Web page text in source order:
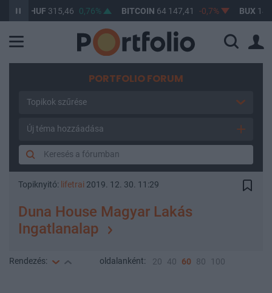
USD/HUF315,46 0,76% BITCOIN 64 147,41 -0,7% BUX147
PORTFOLIO FORUM
Topikok szűrése
Új téma hozzáadása
Topiknyitó: lifetrai 2019. 12. 30. 11:29
Duna House Magyar Lakás
Ingatlanalap
Rendezés: oldalanként: 20 40 60 80 100